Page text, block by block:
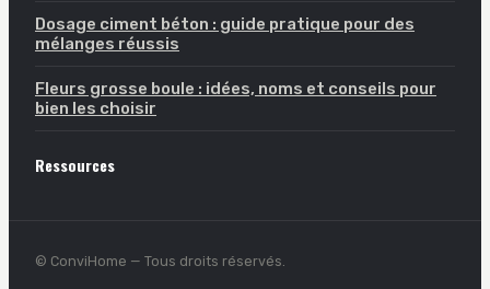
Dosage ciment béton : guide pratique pour des
mélanges réussis
Fleurs grosse boule : idées, noms et conseils pour
bien les choisir
Ressources
© ConviHome — Tous droits réservés.